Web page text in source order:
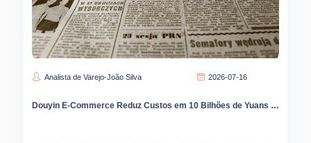
Analista de Varejo-João Silva 2026-07-16
Douyin E-Commerce Reduz Custos em 10 Bilhões de Yuans no 2º Trimestre de 2026